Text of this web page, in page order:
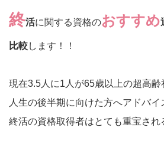
終活に関する資格のおすすめ
比較します！！
現在3.5人に1人が65歳以上の超高齢
人生の後半期に向けた方へアドバイ
終活の資格取得者はとても重宝され